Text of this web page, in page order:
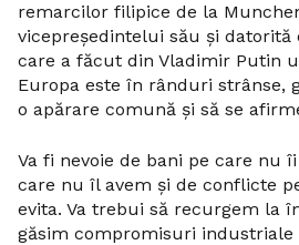
remarcilor filipice de la
vicepreședintelui său și
care a făcut din Vladimir Putin
Europa este în rânduri strânse,
o apărare comună și să se
Va fi nevoie de bani pe care nu
care nu îl avem și de conflicte
evita. Va trebui să recurgem la
găsim compromisuri industriale